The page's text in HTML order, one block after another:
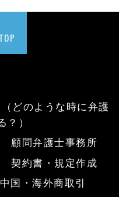
どのような時に弁護
）
顧問弁護士事務所
契約書・規定作成
中国・海外商取引